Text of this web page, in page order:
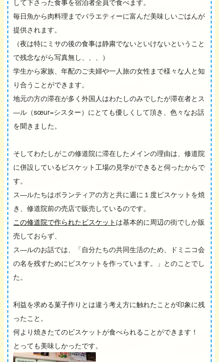
して下さった食事を宿泊者全員で食べます。
毎日魚から肉料理までバラエティーに富んだ美味しいごはんが
提供されます。
（夜は特にミサの後の食事は静粛でないといけないということ
で残念ながら写真無し、、、）
学生から家族、年配のご夫婦や一人旅の女性まで様々な人と知
り合うことができます。
地元の方の滞在が多く外国人はわたしのみでしたが滞在者とス
―ル（sœur=シスター）にとても優しくして頂き、色々なお話
を聞きました。
そしてわたしがこの修道院に滞在したメインの理由は、修道院
に併設しているビスケット工場の見学ができると伺ったからで
す。
ス―ルたちはボランティアの方と共に週に１度ビスケットを焼
き、修道院前の売店で販売しているのです。
この修道院で作られたビスケット は基本的に周辺の街でしか販
売しておらず、
ス―ルのお話では、「自分たちの共同生活のため、ドミニコ会
の名を残すためにビスケットを作っています。」とのことでし
た。
利益を求める菓子作りとは違う考え方に触れたことが印象に残
ったこと。
何より焼きたてのビスケットが食べられることができます！
とっても美味しかったです。